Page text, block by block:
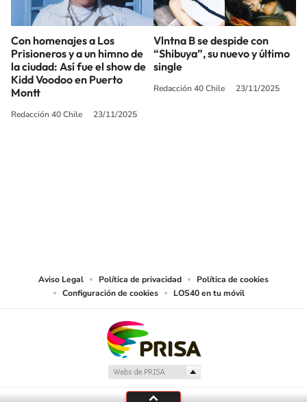
Con homenajes a Los
Prisioneros y a un himno de
la ciudad: Así fue el show de
Kidd Voodoo en Puerto
Montt
Redacción 40 Chile 23/11/2025
Vlntna B se despide con
“Shibuya”, su nuevo y último
single
Redacción 40 Chile 23/11/2025
Aviso Legal Política de privacidad
Política de cookies
Configuración de cookies
LOS40 en tu móvil